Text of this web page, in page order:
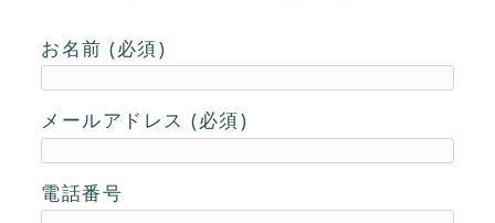
お名前 (必須)
メールアドレス (必須)
電話番号